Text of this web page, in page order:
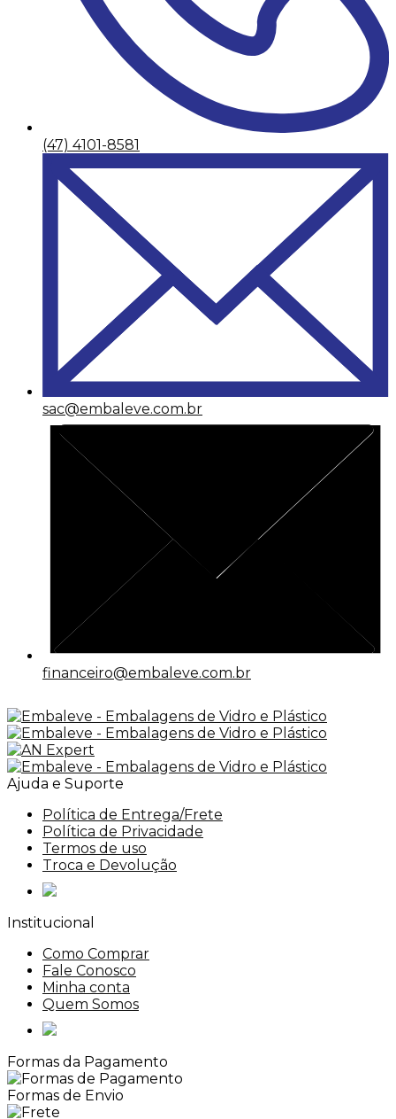
(47) 4101-8581
sac@embaleve.com.br
financeiro@embaleve.com.br
Ajuda e Suporte
Política de Entrega/Frete
Política de Privacidade
Termos de uso
Troca e Devolução
Institucional
Como Comprar
Fale Conosco
Minha conta
Quem Somos
Formas da Pagamento
Formas de Envio